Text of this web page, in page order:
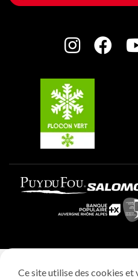
Maison des Propriétaires
Charte des Acteurs Engagés
Plagne Villages
Plagne Aime 2000
Ce site utilise des cookies et